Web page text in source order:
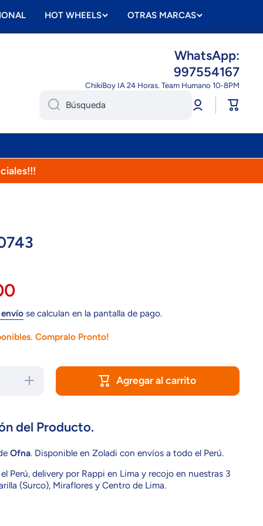
HOT WHEELS OTRAS MARCAS
WhatsApp:
997554167
ChikiBoy IA 24 Horas. Team Humano 10-8PM
Búsqueda
Iniciar
sesión
Carrito
se calculan en la pantalla de pago.
Compralo Pronto!
Aumentar
cantidad
Agregar al carrito
del Producto.
Ofna. Disponible en Zoladi con envíos a todo el Perú.
Perú, delivery por Rappi en Lima y recojo en nuestras 3
(Surco), Miraflores y Centro de Lima.